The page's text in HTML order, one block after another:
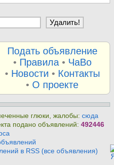
Подать объявление
• Правила• ЧаВо
• Новости • Контакты
• О проекте
глюки, жалобы:сюда
подано объявлений:492446
в RSS (все объявления)